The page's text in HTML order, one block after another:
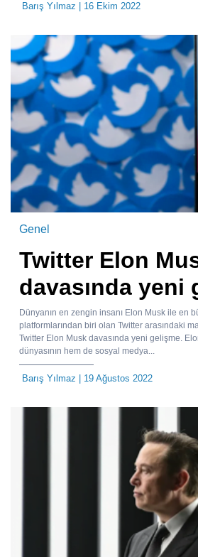
Barış Yılmaz | 16 Ekim 2022
Genel
Twitter Elon
davasında yeni
Dünyanın en zengin insanı Elon Musk ile en
platformlarından biri olan Twitter arasındaki
Twitter Elon Musk davasında yeni gelişme.
dünyasının hem de sosyal medya...
Barış Yılmaz | 19 Ağustos 2022